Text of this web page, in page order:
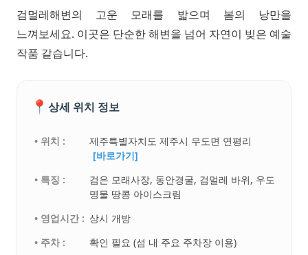
검멀레해변의 고운 모래를 밟으며 봄의 낭만을
느껴보세요. 이곳은 단순한 해변을 넘어 자연이 빚은 예술
작품 같습니다.
📍 상세 위치 정보
• 위치 :
제주특별자치도 제주시 우도면 연평리
[바로가기]
• 특징 :
검은 모래사장, 동안경굴, 검멀레 바위, 우도
명물 땅콩 아이스크림
• 영업시간 : 상시 개방
• 주차 :
확인 필요 (섬 내 주요 주차장 이용)